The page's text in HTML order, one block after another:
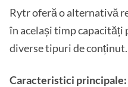
Rytr oferă o alternativă
în același timp capacități
diverse tipuri de conținut.
Caracteristici principale: